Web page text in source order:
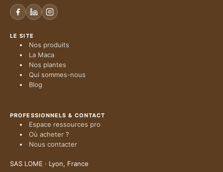
LE SITE
Nos produits
La Maca
Nos plantes
Qui sommes-nous
Blog
PROFESSIONNELS & CONTACT
Espace ressources pro
Où acheter ?
Nous contacter
SAS LOME · Lyon, France